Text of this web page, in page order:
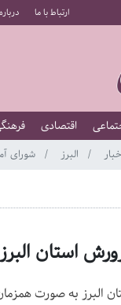
ارتباط با ما
اقتصادی
البرز شورای
استان
البرز به صورت